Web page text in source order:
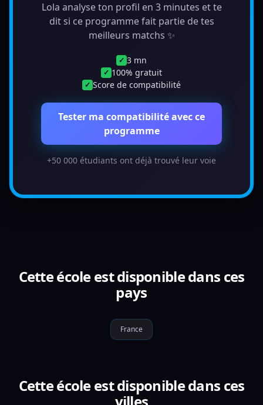
Lola analyse ton profil en 3 minutes et te
dit si ce programme fait partie de tes
meilleurs matchs ✨
✓ 3 mn
✓ 100% gratuit
✓ Score de compatibilité
Tester ma compatibilité avec ce
programme
+50 000 étudiants ont déjà trouvé leur voie
Cette école est disponible dans ces
pays
France
Cette école est disponible dans ces